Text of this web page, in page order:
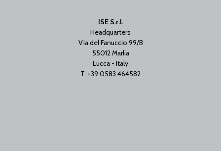
ISE S.r.l.
Headquarters
Via del Fanuccio 99/B
55012 Marlia
Lucca - Italy
T. +39 0583 464582